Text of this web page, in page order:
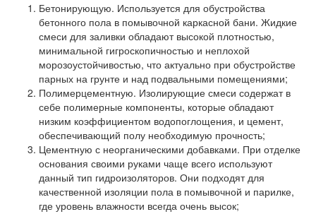
Бетонирующую. Используется для обустройства
бетонного пола в помывочной каркасной бани. Жидкие
смеси для заливки обладают высокой плотностью,
минимальной гигроскопичностью и неплохой
морозоустойчивостью, что актуально при обустройстве
парных на грунте и над подвальными помещениями;
Полимерцементную. Изолирующие смеси содержат в
себе полимерные компоненты, которые обладают
низким коэффициентом водопоглощения, и цемент,
обеспечивающий полу необходимую прочность;
Цементную с неорганическими добавками. При отделке
основания своими руками чаще всего используют
данный тип гидроизоляторов. Они подходят для
качественной изоляции пола в помывочной и парилке,
где уровень влажности всегда очень высок;